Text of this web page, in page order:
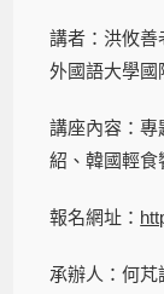
講者：洪攸善
外國語大學國
講座內容：專
紹、韓國輕食
報名網址：
承辦人：何芃